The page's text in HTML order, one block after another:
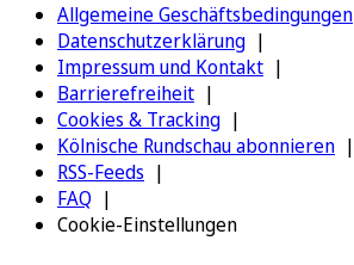
Allgemeine Geschäftsbedingungen
Datenschutzerklärung
Impressum und Kontakt
Barrierefreiheit
Cookies & Tracking
Kölnische Rundschau abonnieren
RSS-Feeds
FAQ
Cookie-Einstellungen